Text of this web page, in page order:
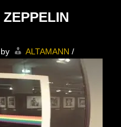
for
Robert
Plant!!!
by ALTAMANN /